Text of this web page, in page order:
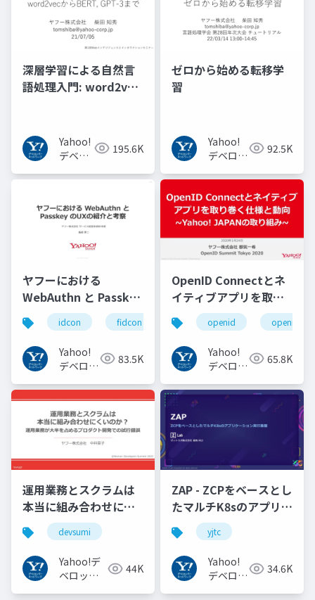
深層学習による自然言
語処理入門: word2vec
Yahoo!
デベロ
ネット
195.6K
ゼロから始める転移学
習
Yahoo!
デベロッ
トワーク
92.5K
ヤフーにおける
WebAuthn と Passkey
の UX の紹介と考察
#idcon #fidcon
idcon fidcon
Yahoo!
デベロッ
トワーク
83.5K
OpenID Connectとネ
イティブアプリを取り
巻く仕様と動向 Yahoo!
JAPANの取り組み
#openid
#openid_tokyo
openid
Yahoo!
デベロッ
トワーク
65.8K
運用業務とスクラムは
本当に組み合わせにく
いのか︖運用業務が大
半を占めるプロダクト
開発での試行錯誤
devsumi
Yahoo!デ
ベロッパ
44K
ZAP - ZCPをベースとし
たマルチK8sのアプリケ
ーション実行基盤
#YJTC / YJTC21 B-3
yjtc
Yahoo!
デベロッ
34.6K